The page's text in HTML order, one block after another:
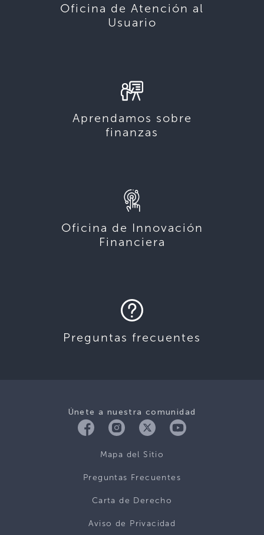
Oficina de Atención al
Usuario
Aprendamos sobre
finanzas
Oficina de Innovación
Financiera
Preguntas frecuentes
Únete a nuestra comunidad
Mapa del Sitio
Preguntas Frecuentes
Carta de Derecho
Aviso de Privacidad